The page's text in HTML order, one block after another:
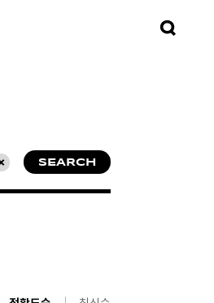
초기화 SEARCH